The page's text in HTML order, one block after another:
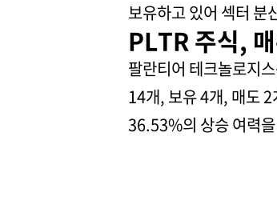
보유하고 있어 섹터 분
PLTR 주식,
팔란티어 테크놀로지
14개, 보유 4개, 매도
36.53%의 상승 여력